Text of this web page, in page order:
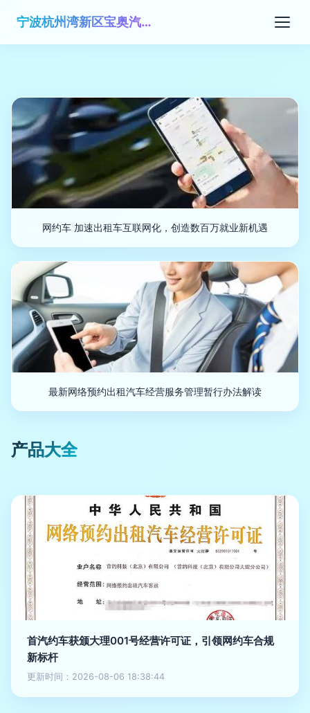
宁波杭州湾新区宝奥汽车俱乐部有限公司
网约车 加速出租车互联网化，创造数百万就业新机遇
最新网络预约出租汽车经营服务管理暂行办法解读
产品大全
首汽约车获颁大理001号经营许可证，引领网约车合规
新标杆
更新时间：2026-08-06 18:38:44